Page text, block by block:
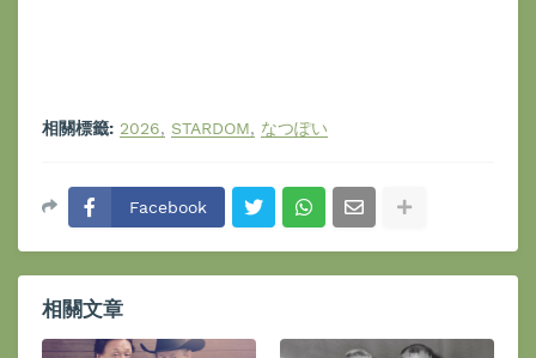
相關標籤: 2026 STARDOM なつぽい
Facebook
相關文章